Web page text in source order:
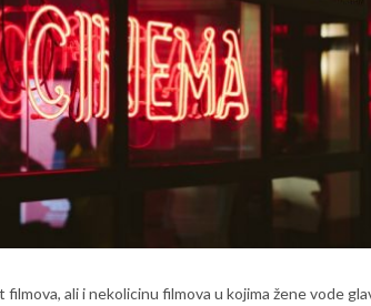
ali i nekolicinu filmova u kojima žene vode